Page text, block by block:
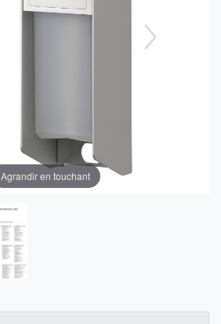
Agrandir en touchant